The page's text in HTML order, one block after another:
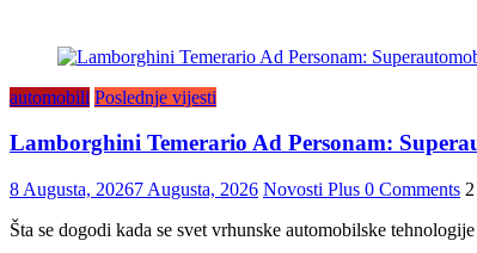
automobili Poslednje vijesti
Lamborghini Temerario Ad Personam:
8 Augusta, 20267 Augusta, 2026 Novosti Plus 0 Comments
Šta se dogodi kada se svet vrhunske automobilske